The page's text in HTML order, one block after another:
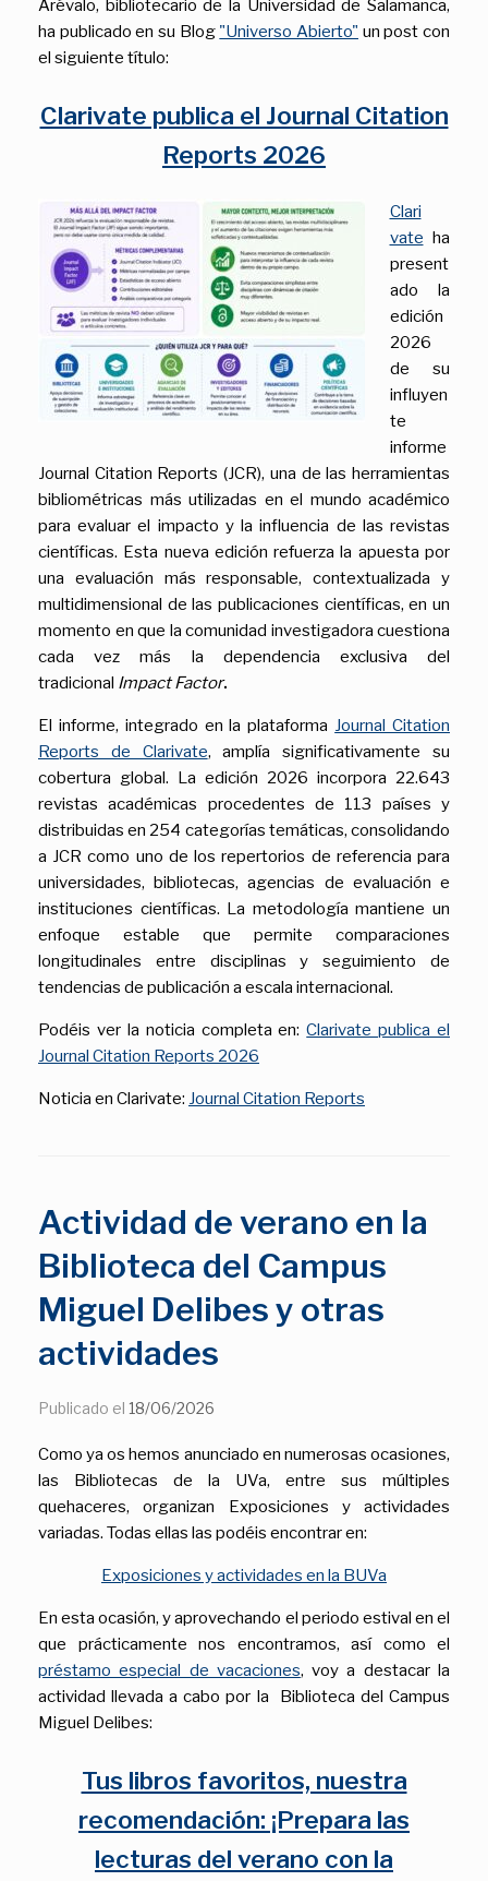
Arévalo, bibliotecario de la Universidad de Salamanca,
ha publicado en su Blog "Universo Abierto" un post con
el siguiente título:
Clarivate publica el Journal Citation
Reports 2026
Clari
vate ha
present
ado la
edición
2026
de su
influyen
te
informe
Journal Citation Reports (JCR), una de las herramientas
bibliométricas más utilizadas en el mundo académico
para evaluar el impacto y la influencia de las revistas
científicas. Esta nueva edición refuerza la apuesta por
una evaluación más responsable, contextualizada y
multidimensional de las publicaciones científicas, en un
momento en que la comunidad investigadora cuestiona
cada vez más la dependencia exclusiva del
tradicional Impact Factor.
El informe, integrado en la plataforma Journal Citation
Reports de Clarivate, amplía significativamente su
cobertura global. La edición 2026 incorpora 22.643
revistas académicas procedentes de 113 países y
distribuidas en 254 categorías temáticas, consolidando
a JCR como uno de los repertorios de referencia para
universidades, bibliotecas, agencias de evaluación e
instituciones científicas. La metodología mantiene un
enfoque estable que permite comparaciones
longitudinales entre disciplinas y seguimiento de
tendencias de publicación a escala internacional.
Podéis ver la noticia completa en:Clarivate publica el
Journal Citation Reports 2026
Noticia en Clarivate: Journal Citation Reports
Actividad de verano en la
Biblioteca del Campus
Miguel Delibes y otras
actividades
Publicado el 18/06/2026
Como ya os hemos anunciado en numerosas ocasiones,
las Bibliotecas de la UVa, entre sus múltiples
quehaceres, organizan Exposiciones y actividades
variadas. Todas ellas las podéis encontrar en:
Exposiciones y actividades en la BUVa
En esta ocasión, y aprovechando el periodo estival en el
que prácticamente nos encontramos, así como el
préstamo especial de vacaciones, voy a destacar la
actividad llevada a cabo por la Biblioteca del Campus
Miguel Delibes:
Tus libros favoritos, nuestra
recomendación: ¡Prepara las
lecturas del verano con la